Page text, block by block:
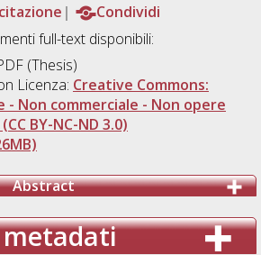
Condividi
full-text disponibili:
(Thesis)
Licenza: Creative Commons:
Non commerciale - Non opere
BY-NC-ND 3.0)
Abstract